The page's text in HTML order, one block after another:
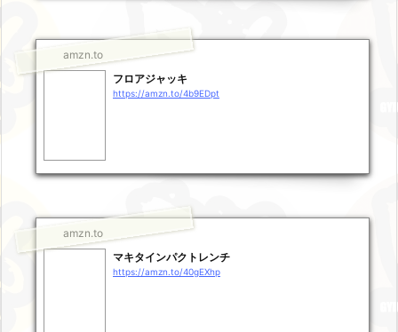
amzn.to
フロアジャッキ
https://amzn.to/4b9EDpt
amzn.to
マキタインパクトレンチ
https://amzn.to/40gEXhp